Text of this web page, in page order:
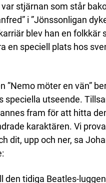
stjärnan som står
i ”Jönssonligan
blev han en folkkär
en speciell plats hos
”Nemo möter en vän”
speciella utseende.
fram för att hitta
karaktären. Vi
dit, upp och ner, sa
den tidiga Beatles-